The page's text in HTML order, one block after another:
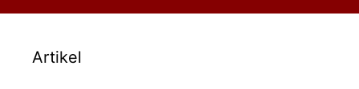
Artikel